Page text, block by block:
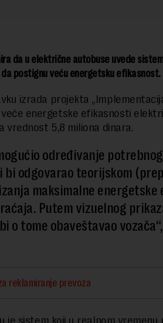
da u električne autobuse uvede
postignu veću energetsku efikasnost.
izrada projekta
energetske efikasnosti
vrednost 5,8 miliona dinara.
određivanje
bi odgovarao teorijskom
maksimalne energetske
Putem vizuelnog
o tome obaveštavao
reklamiranje prevoza